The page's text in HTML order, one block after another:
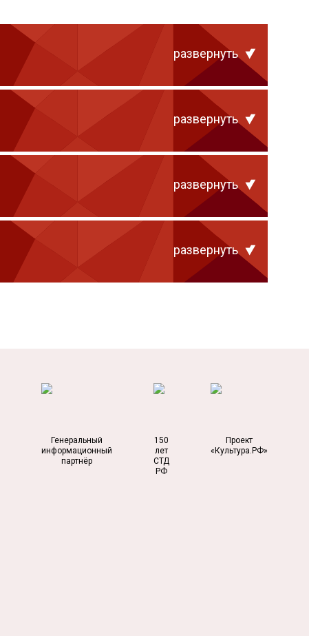
развернуть
развернуть
развернуть
развернуть
Генеральный
информационный
партнёр
150
лет
СТД
РФ
Проект
«Культура.РФ»